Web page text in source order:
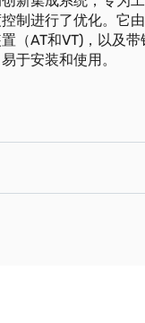
制进行了优化。它
（AT和VT)，以及
于安装和使用。